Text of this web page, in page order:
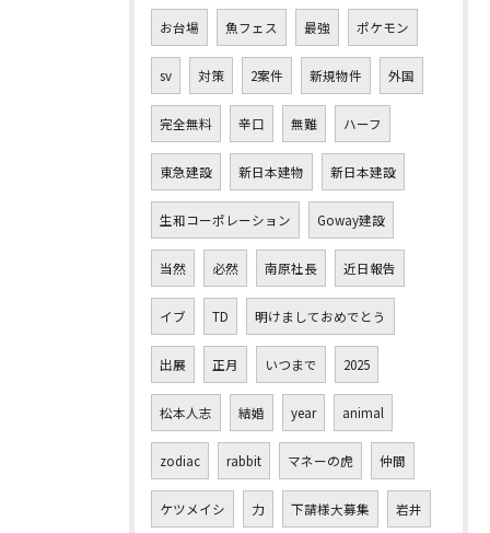
お台場 魚フェス 最強 ポケモン
sv 対策 2案件 新規物件 外国
完全無料 辛口 無難 ハーフ
東急建設 新日本建物 新日本建設
生和コーポレーション Goway建設
当然 必然 南原社長 近日報告
イブ TD 明けましておめでとう
出展 正月 いつまで 2025
松本人志 結婚 year animal
zodiac rabbit マネーの虎 仲間
ケツメイシ 力 下請様大募集 岩井